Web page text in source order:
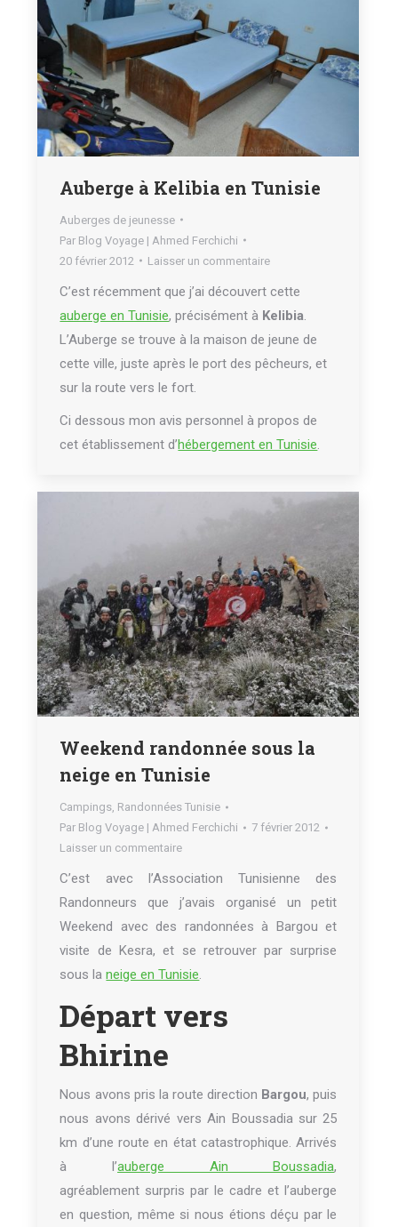
Auberge à Kelibia en Tunisie
Auberges de jeunesse
Par Blog Voyage | Ahmed Ferchichi
20 février 2012
Laisser un commentaire
C’est récemment que j’ai découvert cette
auberge en Tunisie, précisément à Kelibia
L’Auberge se trouve à la maison de jeune de
cette ville, juste après le port des pêcheurs, et
sur la route vers le fort.
Ci dessous mon avis personnel à propos de
cet établissement d’hébergement en Tunisie
Weekend randonnée sous la
neige en Tunisie
Campings, Randonnées Tunisie
Par Blog Voyage | Ahmed Ferchichi
7 février 2012
Laisser un commentaire
C’est avec l’Association Tunisienne des
Randonneurs que j’avais organisé un petit
Weekend avec des randonnées à Bargou et
visite de Kesra, et se retrouver par surprise
sous laneige en Tunisie.
Départ vers
Bhirine
Nous avons pris la route direction Bargou, puis
nous avons dérivé vers Ain Boussadia sur 25
km d’une route en état catastrophique. Arrivés
à l’auberge Ain Boussadia,
agréablement surpris par le cadre et l’auberge
en question, même si nous étions déçu par le